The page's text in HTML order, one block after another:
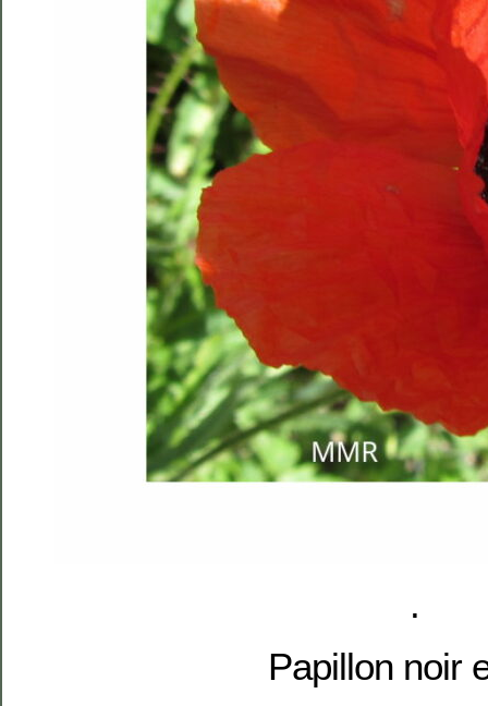
.
Papillon noir